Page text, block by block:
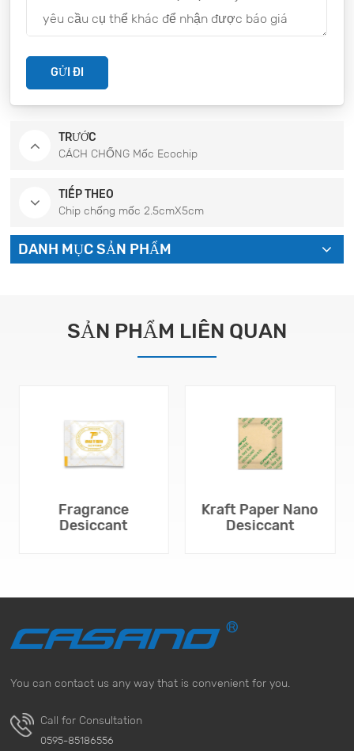
GỬI ĐI
TRƯỚC
CÁCH CHỐNG Mốc Ecochip
TIẾP THEO
Chip chống mốc 2.5cmX5cm
DANH MỤC SẢN PHẨM
SẢN PHẨM LIÊN QUAN
Fragrance
Desiccant
Kraft Paper Nano
Desiccant
You can contact us any way that is convenient for you.
Call for Consultation
0595-85186556